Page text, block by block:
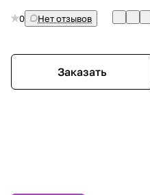
0 Нет отзывов
Заказать